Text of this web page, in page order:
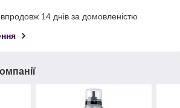
14 днів за домовленістю